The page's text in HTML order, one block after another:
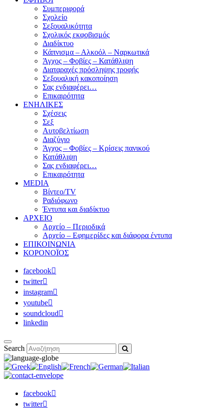
Συμπεριφορά
Σχολείο
Σεξουαλικότητα
Σχολικός εκφοβισμός
Διαδίκτυο
Κάπνισμα – Αλκοόλ – Ναρκωτικά
Άγχος – Φοβίες – Κατάθλιψη
Διαταραχές πρόσληψης τροφής
Σεξουαλική κακοποίηση
Σας ενδιαφέρει…
Επικαιρότητα
ΕΝΗΛΙΚΕΣ
Σχέσεις
Σεξ
Αυτοβελτίωση
Διαζύγιο
Άγχος – Φοβίες – Κρίσεις πανικού
Κατάθλιψη
Σας ενδιαφέρει…
Επικαιρότητα
MEDIA
Βίντεο/TV
Ραδιόφωνο
Έντυπα και διαδίκτυο
ΑΡΧΕΙΟ
Αρχείο – Περιοδικά
Αρχείο – Εφημερίδες και διάφορα έντυπα
ΕΠΙΚΟΙΝΩΝΙΑ
ΚΟΡΟΝΟΪΟΣ
facebook
twitter
instagram
youtube
soundcloud
linkedin
Search
facebook
twitter